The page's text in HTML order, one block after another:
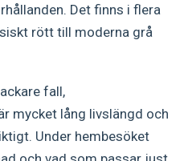
Det finns i flera
rött till moderna grå
fall,
mycket lång livslängd och
Under hembesöket